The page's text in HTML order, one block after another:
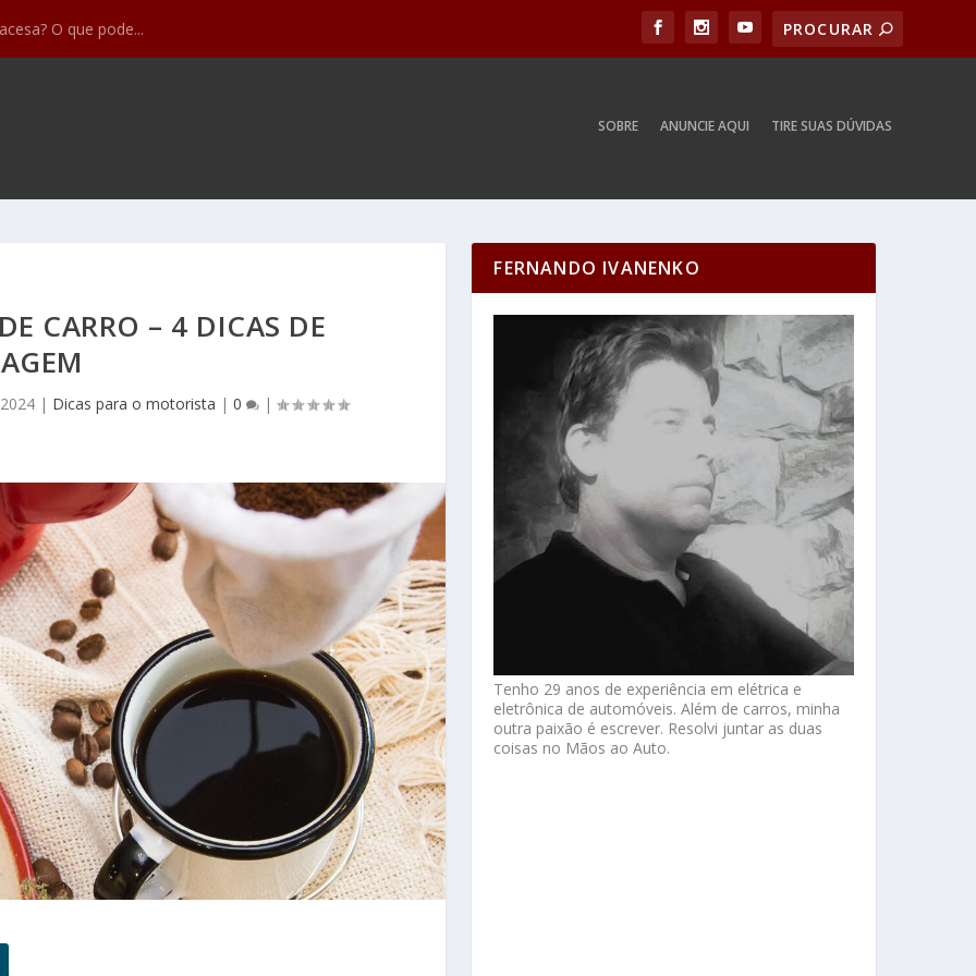
mais comun...
SOBRE ANUNCIE AQUI TIRE SUAS DÚVIDAS
CARRO – 4 DICAS DE
| Dicas para o motorista |0 |
FERNANDO IVANENKO
Tenho 29 anos de experiência em elétrica e
eletrônica de automóveis. Além de carros, minha
outra paixão é escrever. Resolvi juntar as duas
coisas no Mãos ao Auto.